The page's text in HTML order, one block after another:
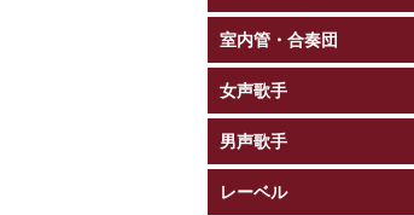
室内管・合奏団
女声歌手
男声歌手
レーベル